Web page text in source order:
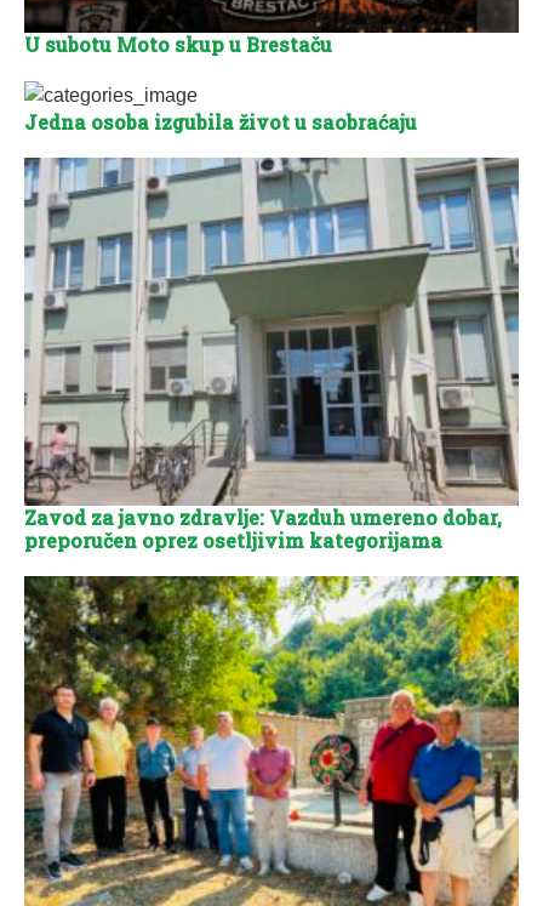
U subotu Moto skup u Brestaču
Jedna osoba izgubila život u saobraćaju
Zavod za javno zdravlje: Vazduh umereno dobar,
preporučen oprez osetljivim kategorijama